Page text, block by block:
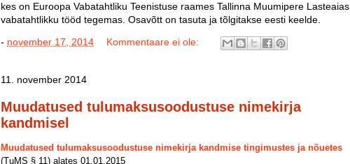
kes on Euroopa Vabatahtliku Teenistuse raames Tallinna Muumipere Lasteaias
vabatahtlikku tööd tegemas. Osavõtt on tasuta ja tõlgitakse eesti keelde.
- november 17, 2014 Kommentaare ei ole:
11. november 2014
Muudatused tulumaksusoodustuse nimekirja
kandmisel
Muudatused tulumaksusoodustuse nimekirja kandmise tingimustes ja nõuetes
(TuMS § 11) alates 01.01.2015